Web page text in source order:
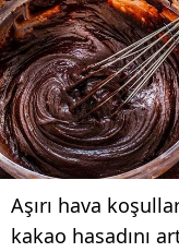
Aşırı hava
kakao hasadını